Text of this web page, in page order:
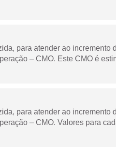
para atender ao incremento
– CMO. Este CMO é
para atender ao incremento
– CMO. Valores para